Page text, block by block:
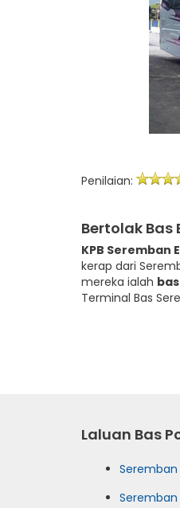
Penilaian:
Bertolak Bas
KPB Seremban
kerap dari
mereka ialah
Terminal Bas
Laluan Bas
Seremban
Seremban